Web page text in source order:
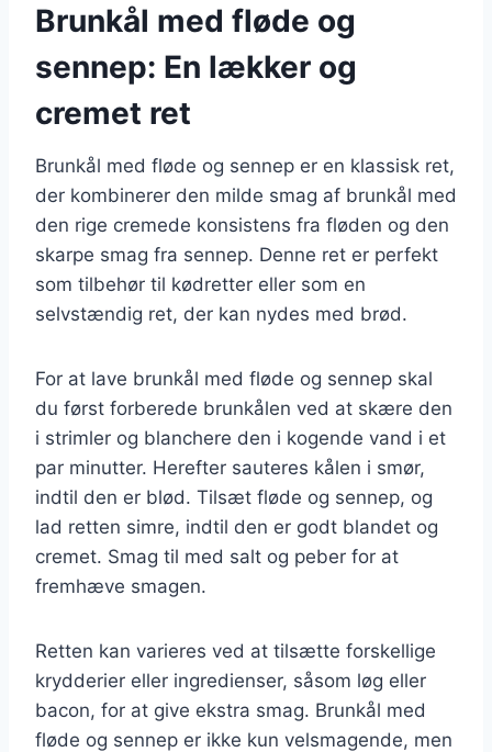
Brunkål med fløde og
sennep: En lækker og
cremet ret
Brunkål med fløde og sennep er en klassisk ret,
der kombinerer den milde smag af brunkål med
den rige cremede konsistens fra fløden og den
skarpe smag fra sennep. Denne ret er perfekt
som tilbehør til kødretter eller som en
selvstændig ret, der kan nydes med brød.
For at lave brunkål med fløde og sennep skal
du først forberede brunkålen ved at skære den
i strimler og blanchere den i kogende vand i et
par minutter. Herefter sauteres kålen i smør,
indtil den er blød. Tilsæt fløde og sennep, og
lad retten simre, indtil den er godt blandet og
cremet. Smag til med salt og peber for at
fremhæve smagen.
Retten kan varieres ved at tilsætte forskellige
krydderier eller ingredienser, såsom løg eller
bacon, for at give ekstra smag. Brunkål med
fløde og sennep er ikke kun velsmagende, men